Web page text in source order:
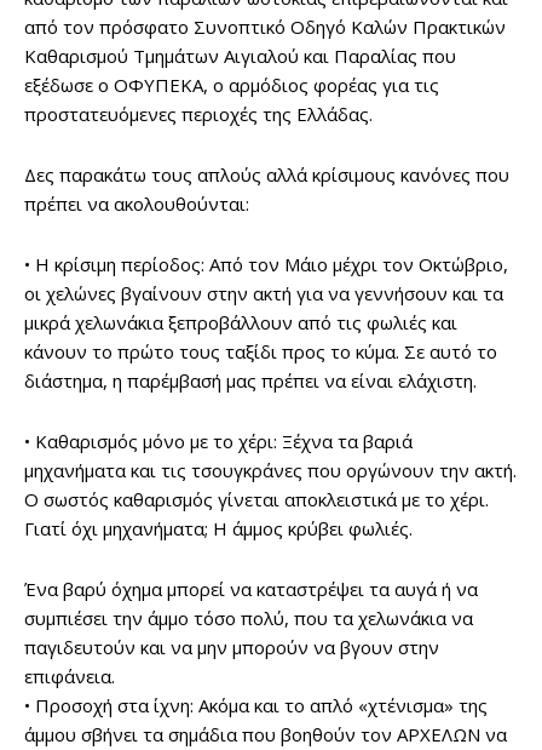
από τον πρόσφατο Συνοπτικό Οδηγό Καλών Πρακτικών
Καθαρισμού Τμημάτων Αιγιαλού και Παραλίας που
εξέδωσε ο ΟΦΥΠΕΚΑ, ο αρμόδιος φορέας για τις
προστατευόμενες περιοχές της Ελλάδας.
Δες παρακάτω τους απλούς αλλά κρίσιμους κανόνες που
πρέπει να ακολουθούνται:
• Η κρίσιμη περίοδος: Από τον Μάιο μέχρι τον Οκτώβριο,
οι χελώνες βγαίνουν στην ακτή για να γεννήσουν και τα
μικρά χελωνάκια ξεπροβάλλουν από τις φωλιές και
κάνουν το πρώτο τους ταξίδι προς το κύμα. Σε αυτό το
διάστημα, η παρέμβασή μας πρέπει να είναι ελάχιστη.
• Καθαρισμός μόνο με το χέρι: Ξέχνα τα βαριά
μηχανήματα και τις τσουγκράνες που οργώνουν την ακτή.
Ο σωστός καθαρισμός γίνεται αποκλειστικά με το χέρι.
Γιατί όχι μηχανήματα; Η άμμος κρύβει φωλιές.
Ένα βαρύ όχημα μπορεί να καταστρέψει τα αυγά ή να
συμπιέσει την άμμο τόσο πολύ, που τα χελωνάκια να
παγιδευτούν και να μην μπορούν να βγουν στην
επιφάνεια.
• Προσοχή στα ίχνη: Ακόμα και το απλό «χτένισμα» της
άμμου σβήνει τα σημάδια που βοηθούν τον ΑΡΧΕΛΩΝ να